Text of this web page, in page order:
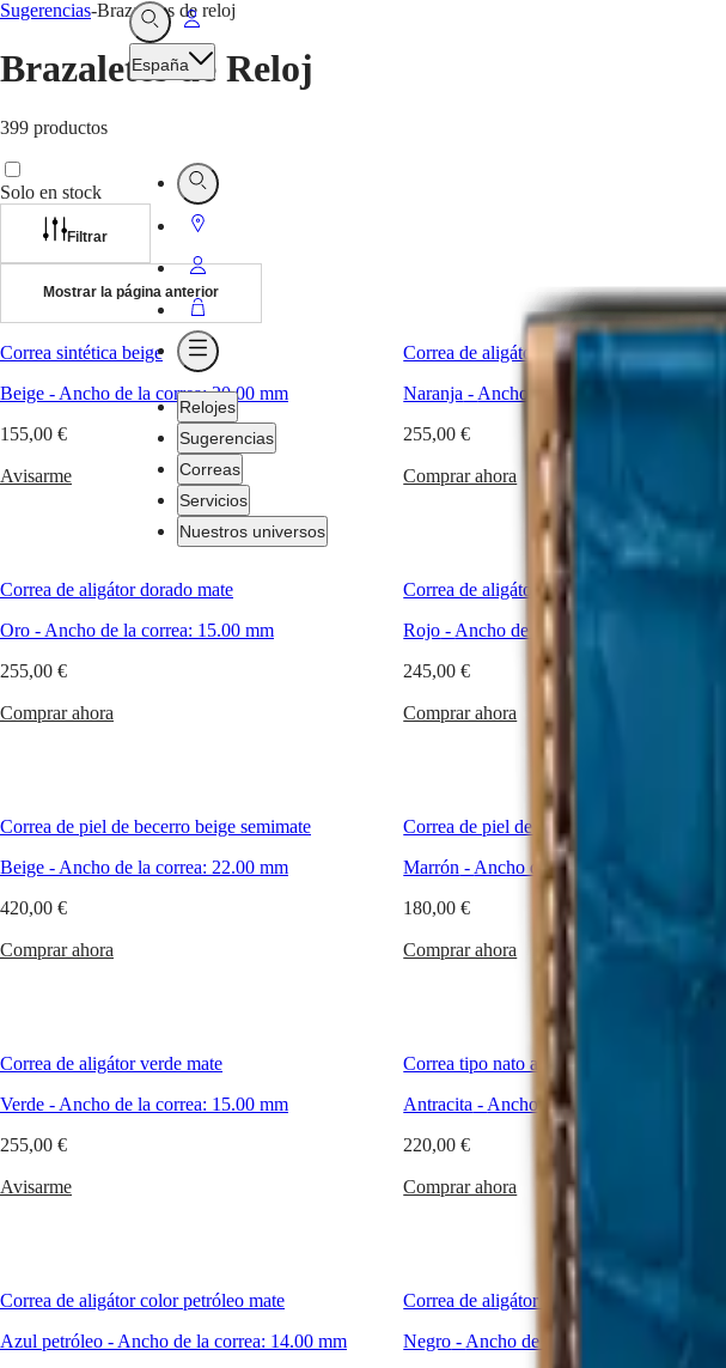
Abrir
Buscar
Ir
a
Mi
España
Abrir
Buscar
Localizador
tiendas
Ir
a
Mi
cuenta
a
Cesta
Abrir
Menú
Relojes
Sugerencias
Correas
Servicios
Nuestros universos
Relojes
Master
MASTER
MOONPHASE
LONGINES
CLASSIC
CHRONOGRAPH
LONGINES
SPIRIT
ZULU
TIME
África
South
México
States
Asia-
한
민
국
Hong
SAR
别
行
政
Sugerencias-Brazaletes de reloj
Brazaletes de Reloj
399 productos
Solo en stock
Filtrar
Mostrar la página anterior
Correa sintética beige
Beige - Ancho de la correa:20.00 mm
155,00 €
Avisarme
Correa de aligátor naranja mate
Naranja - Ancho de la correa:
255,00 €
Comprar ahora
Correa de aligátor dorado mate
Oro - Ancho de la correa: 15.00 mm
255,00 €
Comprar ahora
Correa de aligátor roja semimate
Rojo - Ancho de la correa:
245,00 €
Comprar ahora
Correa de piel de becerro beige semimate
Beige - Ancho de la correa: 22.00 mm
420,00 €
Comprar ahora
Correa de piel de becerro marrón mate
Marrón - Ancho de la correa:
180,00 €
Comprar ahora
Correa de aligátor verde mate
Verde - Ancho de la correa: 15.00 mm
255,00 €
Avisarme
Correa tipo nato antracita
Antracita - Ancho de la correa:
220,00 €
Comprar ahora
Correa de aligátor color petróleo mate
Azul petróleo - Ancho de la correa: 14.00 mm
Correa de aligátor negro semimate
Negro - Ancho de la correa: